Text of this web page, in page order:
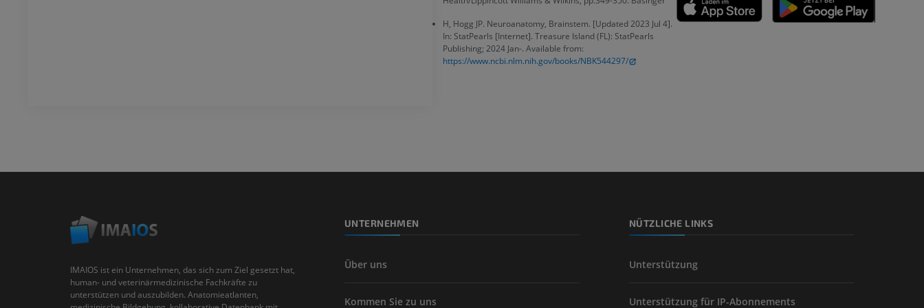
H, Hogg JP. Neuroanatomy, Brainstem. [Updated 2023 Jul 4].
In: StatPearls [Internet]. Treasure Island (FL): StatPearls
Publishing; 2024 Jan-. Available from:
https://www.ncbi.nlm.nih.gov/books/NBK544297/
Visible Human Project
CTA der unteren
Extremitäten
CT
IMAIOS ist ein Unternehmen, das sich zum Ziel gesetzt hat,
human- und veterinärmedizinische Fachkräfte zu
unterstützen und auszubilden. Anatomieatlanten,
UNTERNEHMEN
Über uns
Kommen Sie zu uns
NÜTZLICHE LINKS
Unterstützung
Unterstützung für IP-Abonnements